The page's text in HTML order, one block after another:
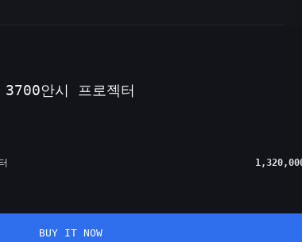
3700안시 프로젝터
BUY IT NOW